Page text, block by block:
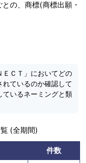
の、商標(商標出願・
ＥＣＴ」においてどの
れているのか確認して
ているネーミングと類
(全期間)
件数